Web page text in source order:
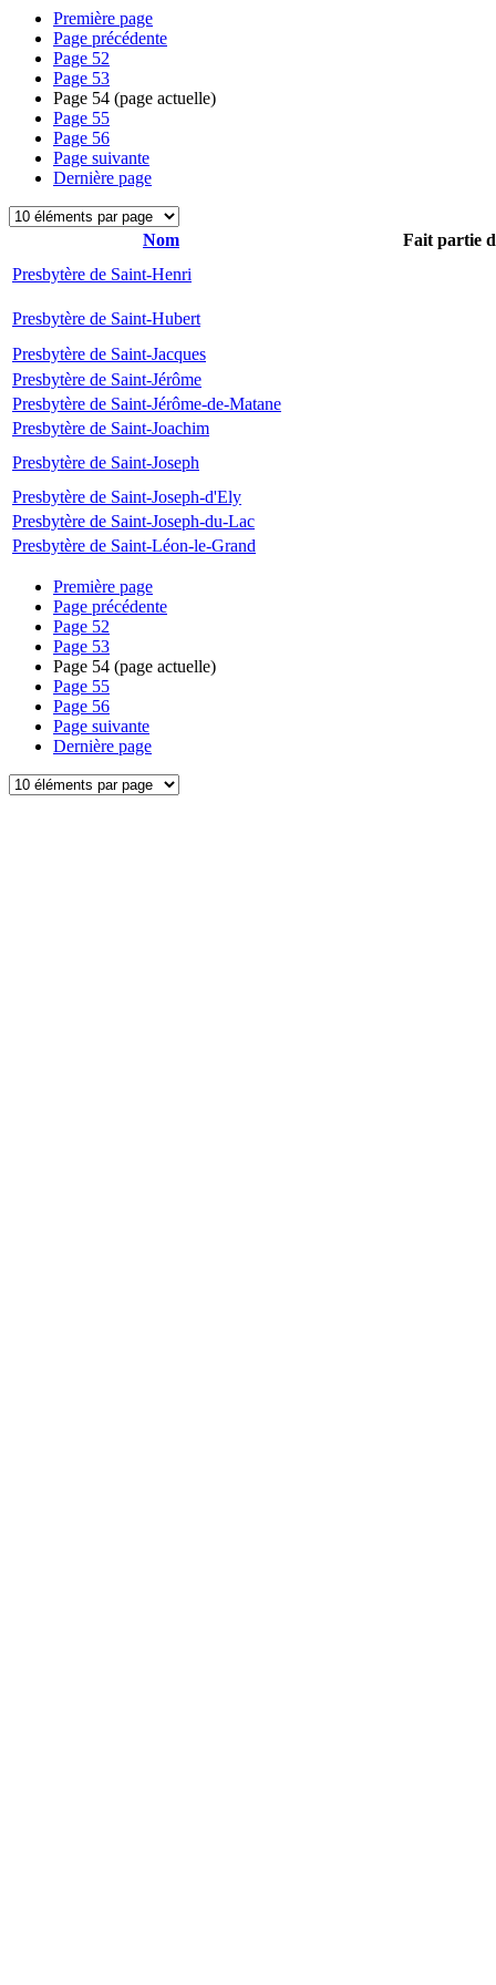
Première page
Page précédente
Page 52
Page 53
Page 54 (page actuelle)
Page 55
Page 56
Page suivante
Dernière page
Nom
Fait partie
Presbytère de Saint-Henri
Presbytère de Saint-Hubert
Presbytère de Saint-Jacques
Presbytère de Saint-Jérôme
Presbytère de Saint-Jérôme-de-Matane
Presbytère de Saint-Joachim
Presbytère de Saint-Joseph
Presbytère de Saint-Joseph-d'Ely
Presbytère de Saint-Joseph-du-Lac
Presbytère de Saint-Léon-le-Grand
Première page
Page précédente
Page 52
Page 53
Page 54 (page actuelle)
Page 55
Page 56
Page suivante
Dernière page